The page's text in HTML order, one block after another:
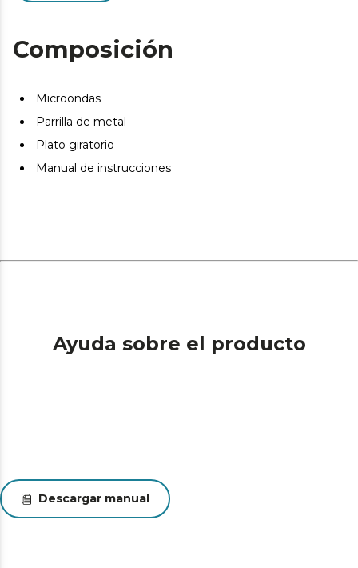
Composición
Microondas
Parrilla de metal
Plato giratorio
Manual de instrucciones
Ayuda sobre el producto
Descargar manual